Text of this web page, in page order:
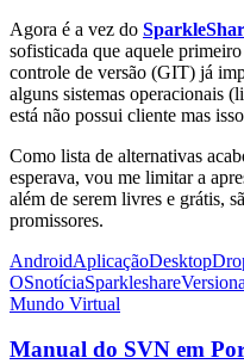
Agora é a vez do
sofisticada que aquele
controle de versão (GIT) já
alguns sistemas operacionais
está não possui cliente mas
Como lista de alternativas
esperava, vou me limitar a
além de serem livres e grátis,
promissores.
AndroidAplicaçãoDesktop
OSnotíciaSparkleshare
Mundo Virtual
Manual do SVN em